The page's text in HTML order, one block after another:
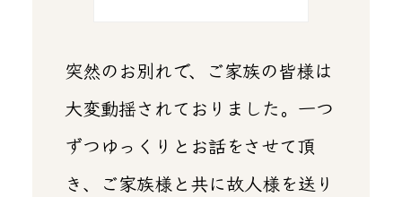
突然のお別れで、ご家族の皆様は
大変動揺されておりました。一つ
ずつゆっくりとお話をさせて頂
き、ご家族様と共に故人様を送り